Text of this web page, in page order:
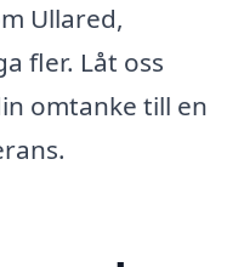
Ullared,
fler. Låt oss
omtanke till en